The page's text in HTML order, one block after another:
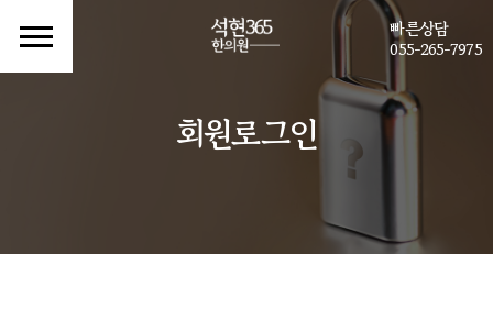
빠른상담
055-265-7975
회원로그인